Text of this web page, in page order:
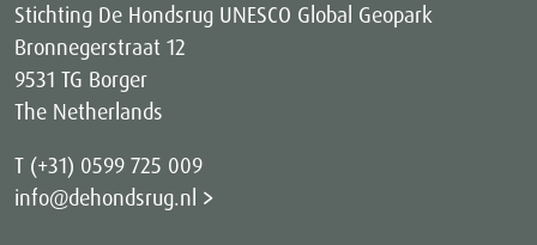
Stichting De Hondsrug UNESCO Global Geopark
Bronnegerstraat 12
9531 TG Borger
The Netherlands
T (+31) 0599 725 009
info@dehondsrug.nl